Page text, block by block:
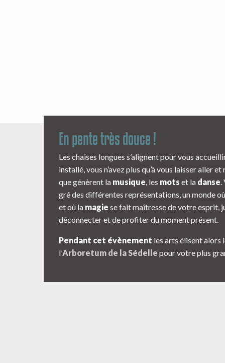
En pente très douce !
Les chaises longues s’alignent pour vous
installé, vous n’avez plus qu’à vous laisser aller
que génèrent la musique, les mots et la danse.
gré des différentes représentations, un monde où
et où la magie se fait maîtresse de votre esprit,
déconnecter et de profiter du moment présent.
Pendant cet évènement les arts élisent alors
l’Arboretum de la Sédelle pour votre plus